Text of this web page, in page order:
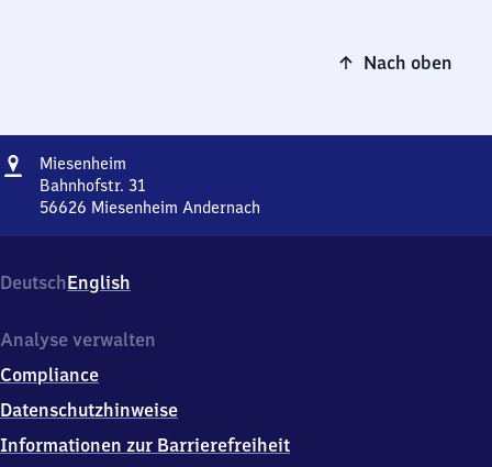
Nach oben
Adresse
Miesenheim
Bahnhofstr. 31
56626 Miesenheim Andernach
31,
5
6
6
Miesenheim
DeutschEnglish
Analyse verwalten
Compliance
Datenschutzhinweise
Informationen zur Barrierefreiheit